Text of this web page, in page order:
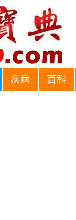
疾病 百科